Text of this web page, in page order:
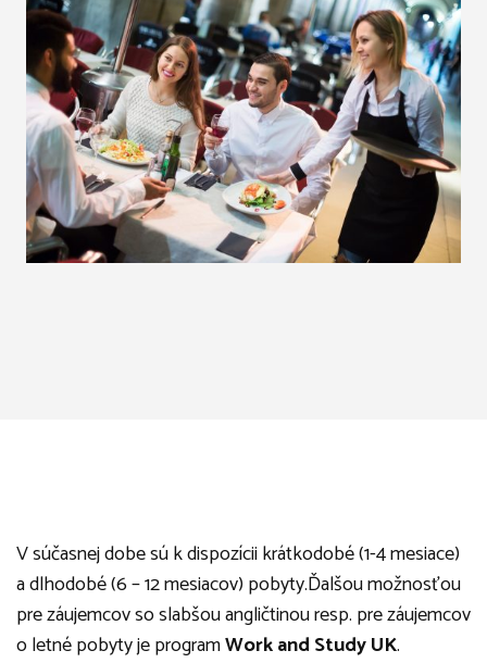
V súčasnej dobe sú k dispozícii krátkodobé (1-4 mesiace)
a dlhodobé (6 – 12 mesiacov) pobyty.Ďalšou možnosťou
pre záujemcov so slabšou angličtinou resp. pre záujemcov
o letné pobyty je programWork and Study UK.